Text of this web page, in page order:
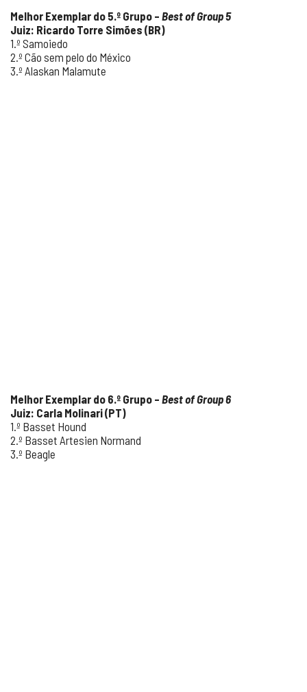
Melhor Exemplar do 5.º Grupo – Best of Group 5
Juiz: Ricardo Torre Simões (BR)
1.º Samoiedo
2.º Cão sem pelo do México
3.º Alaskan Malamute
Melhor Exemplar do 6.º Grupo – Best of Group 6
Juiz: Carla Molinari (PT)
1.º Basset Hound
2.º Basset Artesien Normand
3.º Beagle